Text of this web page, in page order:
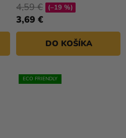
3,69 €
4,59 € (–19 %)
DO KOŠÍKA
ECO FRIENDLY